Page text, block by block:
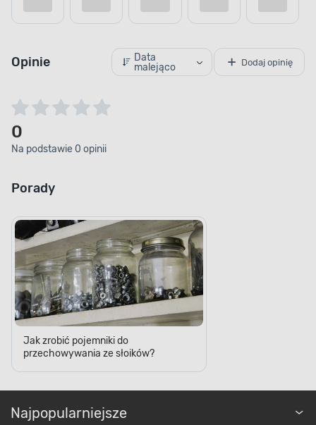
Opinie
Data
malejąco
Dodaj opinię
0
Na podstawie 0 opinii
Porady
Jak zrobić pojemniki do
przechowywania ze słoików?
Najpopularniejsze